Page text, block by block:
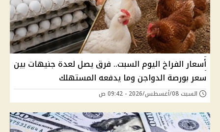
أسعار الفراخ اليوم السبت.. فرق يصل لعدة جنيهات بين
سعر بورصة الدواجن وما يدفعه المستهلك
السبت 08/أغسطس/2026 - 09:42 ص